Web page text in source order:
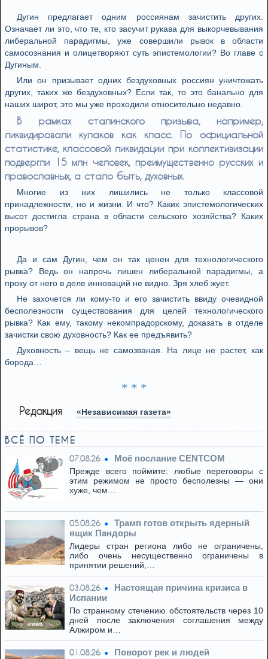
Дугин предлагает одним россиянам зачистить других.
Означает ли это, что те, кто засучит рукава для выкорчевывания
либеральной парадигмы, уже совершили рывок в области
самосознания и олицетворяют суть эпистемологии? Во главе с
Дугиным.
Или он призывает одних бездуховных россиян уничтожать
других, таких же бездуховных? Если так, то это банально для
наших широт, это мы уже проходили относительно недавно.
В рамках сталинского призыва, например,
ликвидировали кулаков как класс. По официальной
статистике, классовой ликвидации при коллективизации
подвергли 15 млн человек, преимущественно русских и
православных, а стало быть, духовных.
Многие из них лишились не только классовой
принадлежности, но и жизни. И что? Каких эпистемологических
высот достигла страна в области сельского хозяйства? Каких
прорывов?
Да и сам Дугин, чем он так ценен для технологического
рывка? Ведь он напрочь лишен либеральной парадигмы, а
проку от него в деле инноваций не видно. Зря хлеб жует.
Не захочется ли кому-то и его зачистить ввиду очевидной
бесполезности существования для целей технологического
рывка? Как ему, такому некомпрадорскому, доказать в отделе
зачистки свою духовность? Как ее предъявить?
Духовность – вещь не самозваная. На лице не растет, как
борода…
* * *
Редакция «Независимая газета»
ВСЁ ПО ТЕМЕ
07.08.26 Моё послание CENTCOM
Прежде всего поймите: любые переговоры с
этим режимом не просто бесполезны — они
хуже, чем…
05.08.26
Трамп готов открыть ядерный
ящик Пандоры
Лидеры стран региона либо не ограничены,
либо очень несущественно ограничены в
принятии решений,…
03.08.26
Настоящая причина кризиса в
Испании
По странному стечению обстоятельств через 10
дней после заключения соглашения между
Алжиром и…
01.08.26 Поворот рек и людей